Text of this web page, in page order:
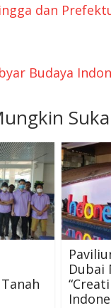
dan
Budaya
Suka
Dubai